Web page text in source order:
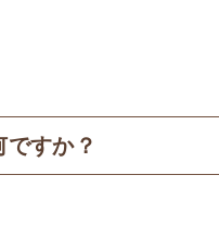
すか？